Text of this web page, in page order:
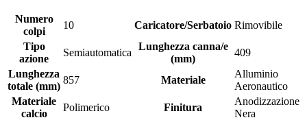
Numero
colpi
10 Caricatore/Serbatoio Rimovibile
Tipo
azione
Semiautomatica
Lunghezza canna/e
(mm)
409
Lunghezza
totale (mm)
857 Materiale
Alluminio
Aeronautico
Materiale
calcio
Polimerico Finitura
Anodizzazione
Nera